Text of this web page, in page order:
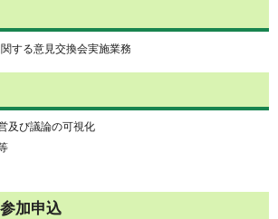
する意見交換会実施業務
及び議論の可視化
加申込